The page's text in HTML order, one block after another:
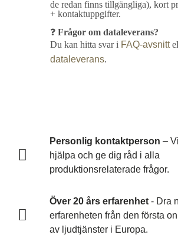
de redan finns tillgängliga), kort
+ kontaktuppgifter.
❓ Frågor om dataleverans?
Du kan hitta svar i FAQ-avsnitt
dataleverans.
Personlig kontaktperson –
hjälpa och ge dig råd i alla
produktionsrelaterade frågor.
Över 20 års erfarenhet- Dra
erfarenheten från den första
av ljudtjänster i Europa.